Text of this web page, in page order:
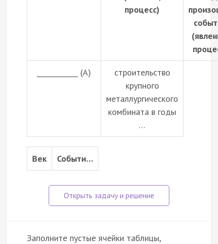
процесс)
____________ (А)
строительство
крупного
металлургического
комбината в годы
…
Век Событи…
Заполните пустые ячейки таблицы,